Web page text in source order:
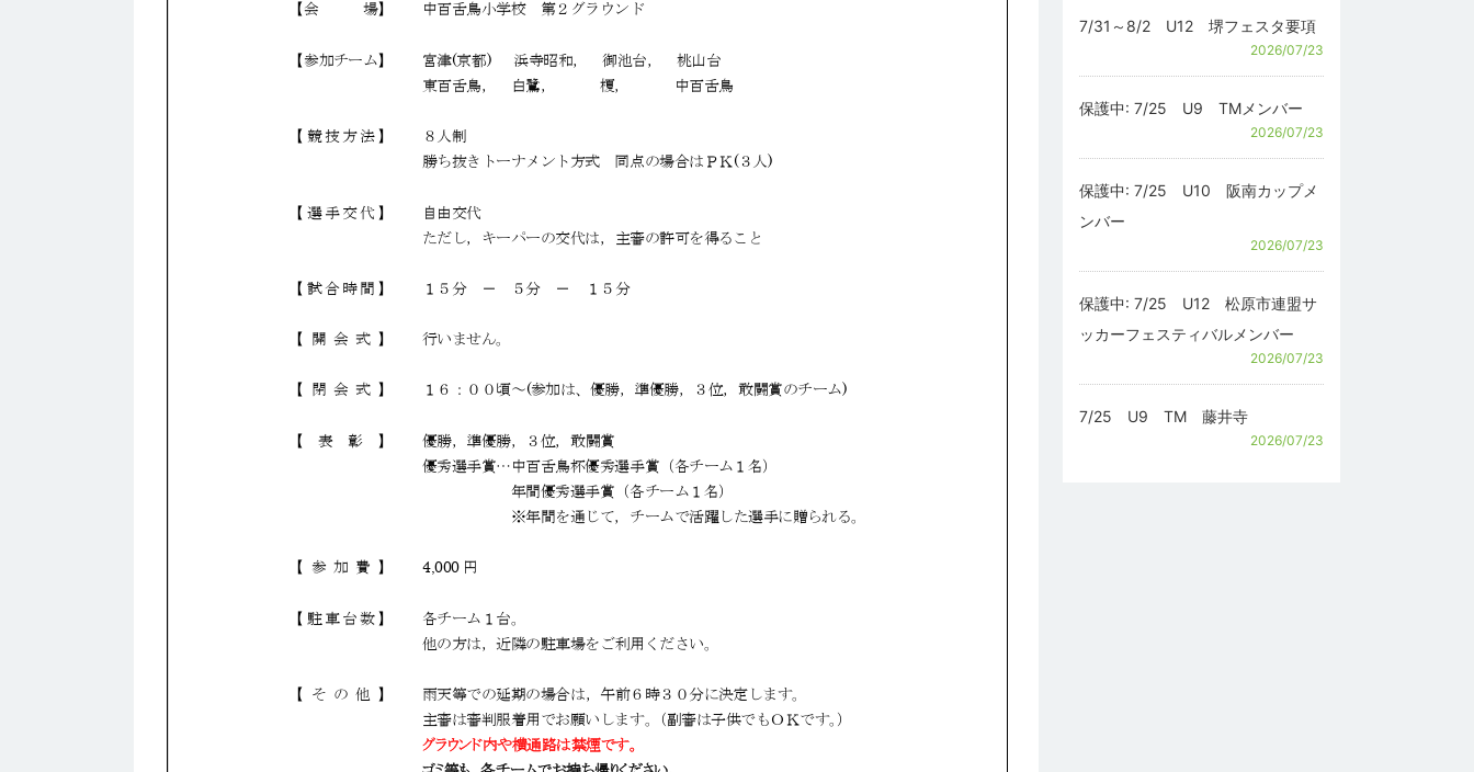
7/31～8/2 U12 堺フェスタ要項
2026/07/23
保護中: 7/25 U9 TMメンバー
2026/07/23
保護中: 7/25 U10 阪南カップメ
ンバー
2026/07/23
保護中: 7/25 U12 松原市連盟サ
ッカーフェスティバルメンバー
2026/07/23
7/25 U9 TM 藤井寺
2026/07/23